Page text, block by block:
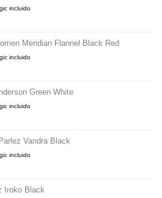
incluido
Meridian Flannel Black Red
incluido
Green White
incluido
Vandra Black
incluido
Iroko Black